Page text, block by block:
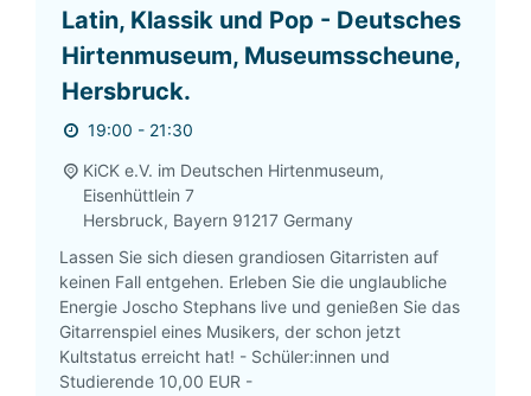
Latin, Klassik und Pop - Deutsches
Hirtenmuseum, Museumsscheune,
Hersbruck.
19:00 - 21:30
KiCK e.V. im Deutschen Hirtenmuseum,
Eisenhüttlein 7
Hersbruck, Bayern 91217 Germany
Lassen Sie sich diesen grandiosen Gitarristen auf
keinen Fall entgehen. Erleben Sie die unglaubliche
Energie Joscho Stephans live und genießen Sie das
Gitarrenspiel eines Musikers, der schon jetzt
Kultstatus erreicht hat! - Schüler:innen und
Studierende 10,00 EUR -